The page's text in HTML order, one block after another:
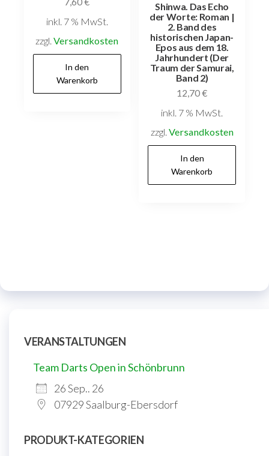
inkl. 7 % MwSt.
zzgl.Versandkosten
In den
Warenkorb
Shinwa. Das Echo
der Worte: Roman |
2. Band des
historischen Japan-
Epos aus dem 18.
Jahrhundert (Der
Traum der Samurai,
Band 2)
12,70€
inkl. 7 % MwSt.
zzgl. Versandkosten
In den
Warenkorb
VERANSTALTUNGEN
Team Darts Open in Schönbrunn
26 Sep.. 26
07929 Saalburg-Ebersdorf
PRODUKT-KATEGORIEN